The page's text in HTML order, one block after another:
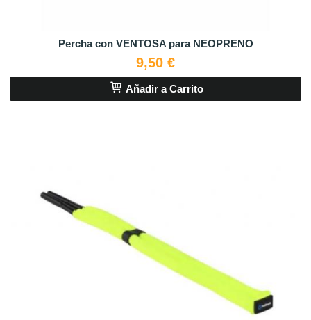
Percha con VENTOSA para NEOPRENO
9,50 €
Añadir a Carrito